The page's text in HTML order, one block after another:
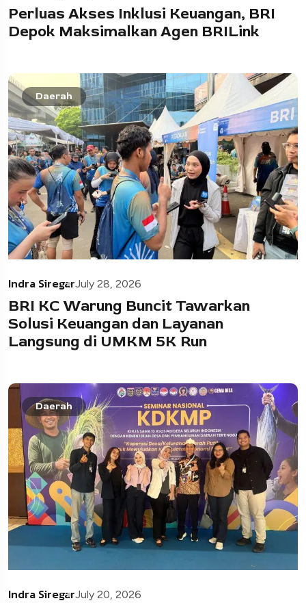
Perluas Akses Inklusi Keuangan, BRI
Depok Maksimalkan Agen BRILink
Daerah
Indra SiregarJuly 28, 2026
BRI KC Warung Buncit Tawarkan
Solusi Keuangan dan Layanan
Langsung di UMKM 5K Run
Daerah
Indra SiregarJuly 20, 2026